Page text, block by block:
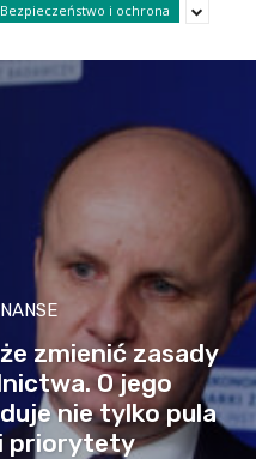
Bezpieczeństwo i ochrona
zmienić zasady
O jego
nie tylko pula
priorytety